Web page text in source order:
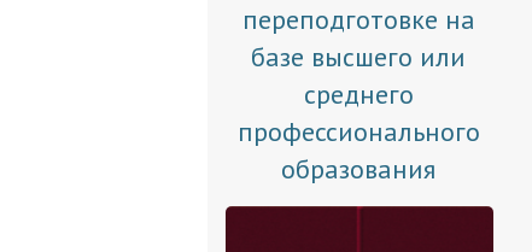
переподготовке на
базе высшего или
среднего
профессионального
образования